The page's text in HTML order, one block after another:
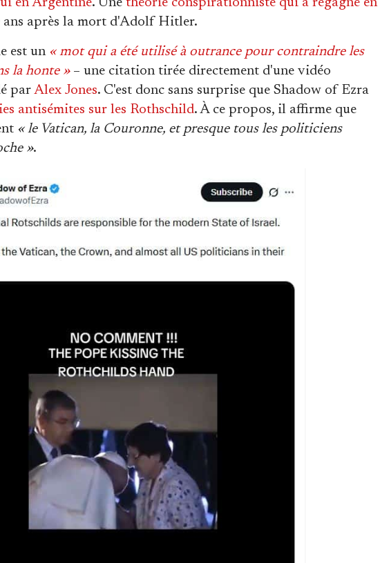
en Argentine. Une théorie conspirationniste qui a regagné en
ans après la mort d'Adolf Hitler.
est un « mot qui a été utilisé à outrance pour contraindre les
la honte »– une citation tirée directement d'une vidéo
par Alex Jones. C'est donc sans surprise que Shadow of Ezra
antisémites sur les Rothschild. À ce propos, il affirme que
« le Vatican, la Couronne, et presque tous les politiciens
».